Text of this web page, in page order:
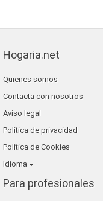
Hogaria.net
Quienes somos
Contacta con nosotros
Aviso legal
Política de privacidad
Política de Cookies
Idioma
Para profesionales